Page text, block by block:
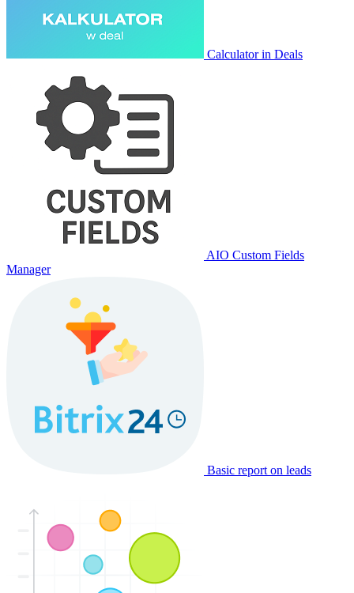
Calculator in Deals
AIO Custom Fields
Manager
Basic report on leads